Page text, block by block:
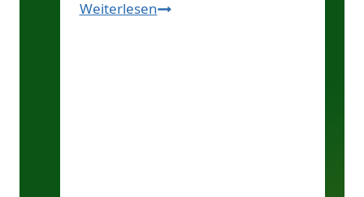
WeiterlesenGeheimnis